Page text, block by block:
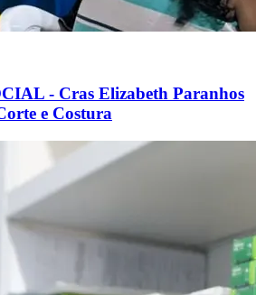
- Cras Elizabeth Paranhos
e Costura